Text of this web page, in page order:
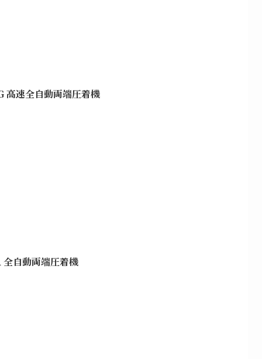
高速全自動両端圧着機
全自動両端圧着機